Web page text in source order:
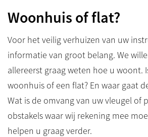
Woonhuis of flat?
Voor het veilig verhuizen van uw
informatie van groot belang. We
allereerst graag weten hoe u woont.
woonhuis of een flat? En waar gaat
Wat is de omvang van uw vleugel of
obstakels waar wij rekening mee
helpen u graag verder.